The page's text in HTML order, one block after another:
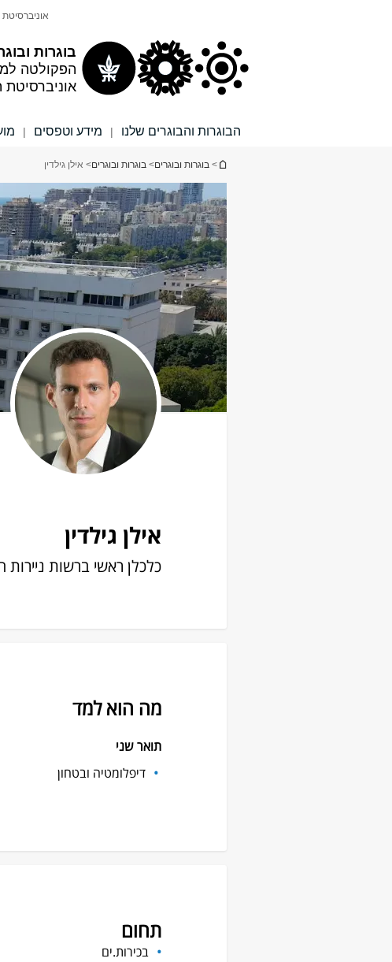
בוגרות
הפקולטה
הבוגרות והבוגרים שלנו | מידע וטפסים |
הינך נמצא כאן
> בוגרות ובוגרים> בוגרות ובוגרים> אילן גילדין
אילן גילדין
כלכלן ראשי ברשות ניירות
מה הוא למד
תואר שני
דיפלומטיה ובטחון
תחום
בכירות.ים